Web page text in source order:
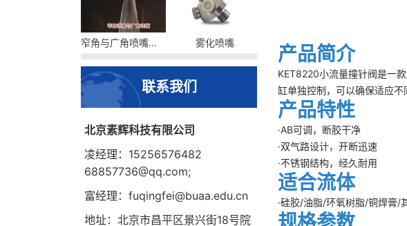
窄角与广角喷嘴的区别 雾化喷嘴
联系我们
北京素辉科技有限公司
凌经理：15256576482
68857736@qq.com;
富经理：fuqingfei@buaa.edu.cn
地址：北京市昌平区景兴街18号院
产品简介
KET8220小流量撞针阀是一
缸单独控制，可以确保适应不
产品特性
·AB可调，断胶干净
·双气路设计，开断迅速
·不锈钢结构，经久耐用
适合流体
·硅胶/油脂/环氧树脂/铜焊膏/